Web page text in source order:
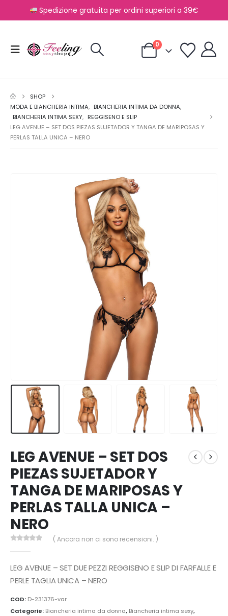
Spedizione gratuita per ordini superiori a 39€
0
SHOP
MODA E BIANCHERIA INTIMA, BIANCHERIA INTIMA DA DONNA,
BIANCHERIA INTIMA SEXY, REGGISENO E SLIP
LEG AVENUE – SET DOS PIEZAS SUJETADOR Y TANGA DE MARIPOSAS Y
PERLAS TALLA UNICA – NERO
LEG AVENUE – SET DOS
PIEZAS SUJETADOR Y
TANGA DE MARIPOSAS Y
PERLAS TALLA UNICA –
NERO
( Ancora non ci sono recensioni. )
LEG AVENUE – SET DUE PEZZI REGGISENO E SLIP DI FARFALLE E
PERLE TAGLIA UNICA – NERO
COD: D-231376-var
Categorie: Biancheria intima da donna, Biancheria intima sexy,